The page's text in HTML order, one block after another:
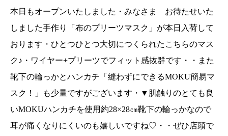
頭でチェックくださいね本日も18時まで皆様のご
ク(price850+tax)MOKU簡易マスク(price400+tax)
……………………………………………………………
【マスクのお問い合わせのお願い】大変心苦しい
のですのですが少量での入荷なのとひとりで対応
しておりますのでお電話、SNS等におひとりおひ
とりにご返答ができない状況にございます誠に申
し訳ございません・皆様には、ご不便をおかけい
たしますがお問い合わせ、お取り置き、ご発送の
本日もオープンいたしました・みなさま お待たせいた
しました手作り「布のプリーツマスク」が本日入荷して
おります・ひとつひとつ大切につくられたこちらのマス
ク♪・ワイヤー+プリーツでフィット感抜群です・・また
靴下の輪っかとハンカチ「縫わずにできるMOKU簡易マ
スク！」も少量ですがございます・▼肌触りのとても良
いMOKUハンカチを使用約28×28㎝靴下の輪っかなので
耳が痛くなりにくいのも嬉しいですね♡・・ぜひ店頭で